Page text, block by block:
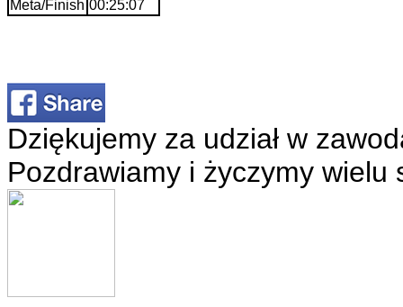
Meta/Finish 00:25:07
Dziękujemy za udział w
Pozdrawiamy i życzymy wielu